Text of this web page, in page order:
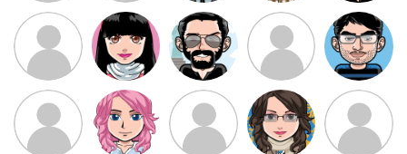
مهدی فرهمند مهدی سلطانی داود رضیی
طرفدار میلی
بابی براون
کیوان کیانی
سامان راحمی امیردلتا امیروو ملیکا منتظری عارفه داستانپور